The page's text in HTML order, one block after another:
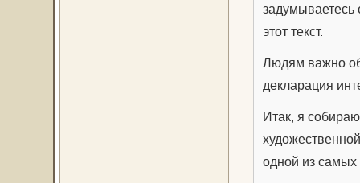
задумываетесь
этот текст.
Людям важно
декларация
Итак, я
одной из